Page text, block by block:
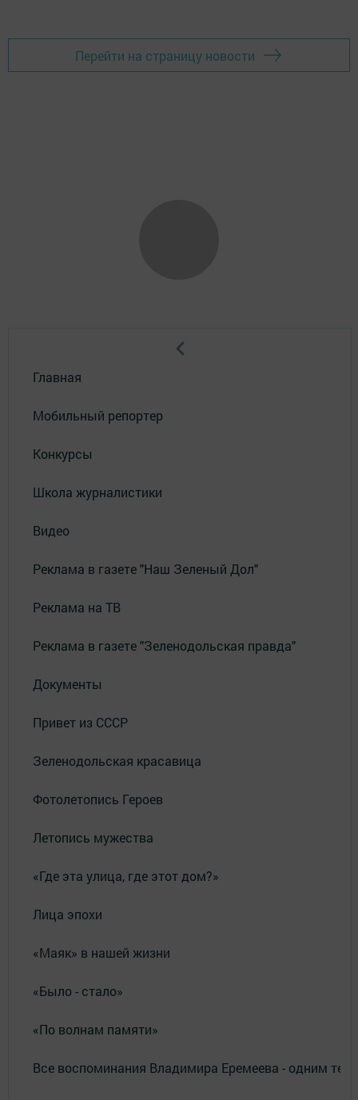
Перейти на страницу новости
Главная
Мобильный репортер
Конкурсы
Школа журналистики
Видео
Реклама в газете "Наш Зеленый Дол"
Реклама на ТВ
Реклама в газете "Зеленодольская правда"
Документы
Привет из СССР
Зеленодольская красавица
Фотолетопись Героев
Летопись мужества
«Где эта улица, где этот дом?»
Лица эпохи
«Маяк» в нашей жизни
«Было - стало»
«По волнам памяти»
Все воспоминания Владимира Еремеева - одним